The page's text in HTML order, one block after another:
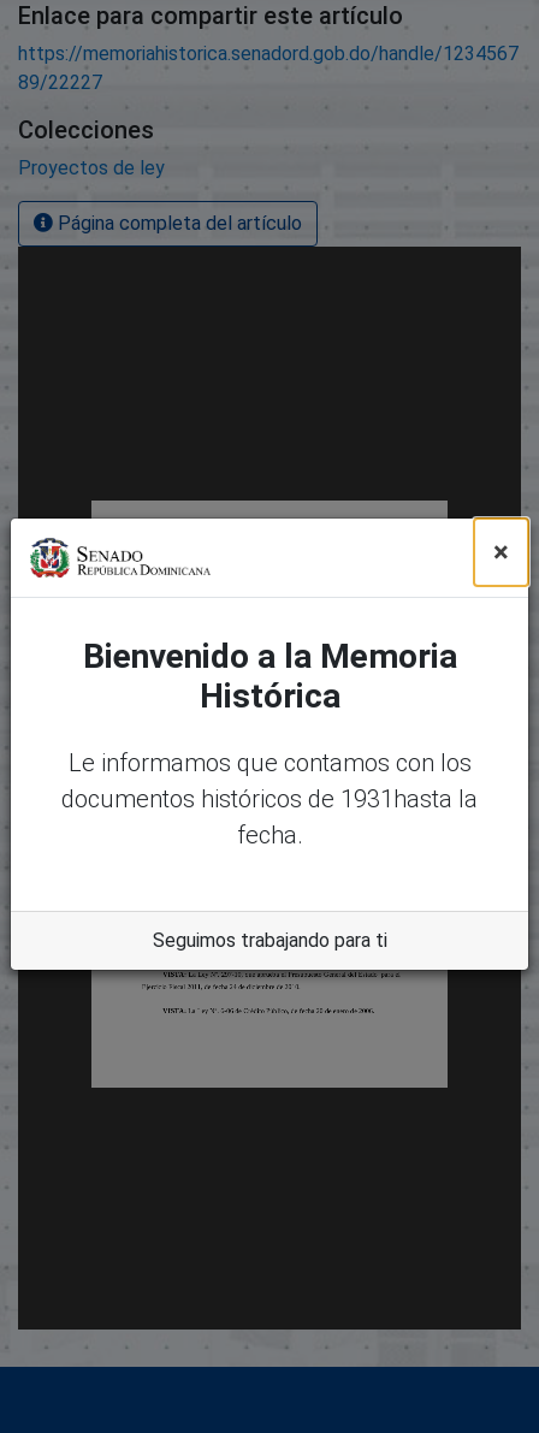
Enlace para compartir este artículo
https://memoriahistorica.senadord.gob.do/handle/1234567
89/22227
Colecciones
Proyectos de ley
Página completa del artículo
×
Bienvenido a la Memoria
Histórica
Le informamos que contamos con los
documentos históricos de 1931hasta la
fecha.
Seguimos trabajando para ti